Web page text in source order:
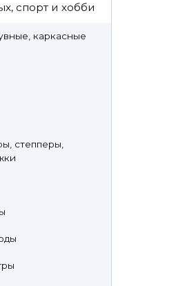
спорт и хобби
каркасные
степперы,